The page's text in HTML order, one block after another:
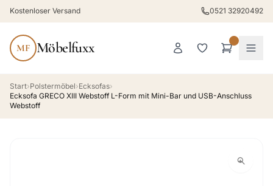
Kostenloser Versand 0521 32920492
MF Möbelfuxx
Start›Polstermöbel›Ecksofas›
Ecksofa GRECO XIII Webstoff L-Form mit Mini-Bar und USB-Anschluss
Webstoff